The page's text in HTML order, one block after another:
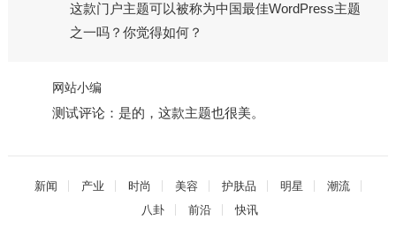
这款门户主题可以被称为中国最佳WordPress主题
之一吗？你觉得如何？
网站小编
测试评论：是的，这款主题也很美。
新闻 产业 时尚 美容 护肤品 明星
潮流
八卦
前沿 快讯